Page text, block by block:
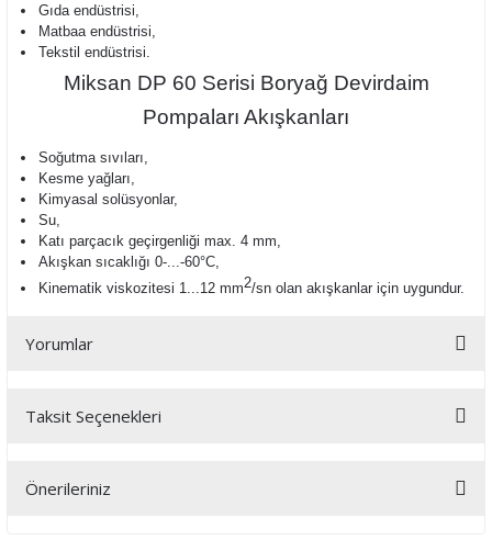
Gıda endüstrisi,
Matbaa endüstrisi,
Tekstil endüstrisi.
Miksan DP 60 Serisi Boryağ Devirdaim
Pompaları Akışkanları
Soğutma sıvıları,
Kesme yağları,
Kimyasal solüsyonlar,
Su,
Katı parçacık geçirgenliği max. 4 mm,
Akışkan sıcaklığı 0-...-60°C,
Kinematik viskozitesi 1...12 mm2/sn olan akışkanlar için uygundur.
Yorumlar
Bu ürüne ilk yorumu siz yapın!
Taksit Seçenekleri
Önerileriniz